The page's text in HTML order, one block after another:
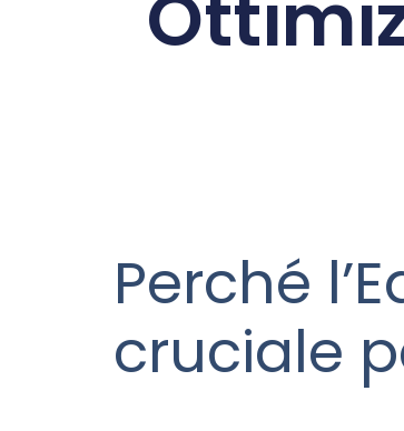
Perché
cruciale